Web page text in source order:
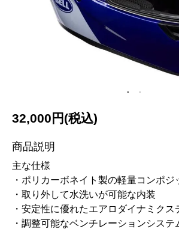
32,000円(税込)
商品説明
主な仕様
・ポリカーボネイト製の軽量コンポジ
・取り外して水洗いが可能な内装
・安定性に優れたエアロダイナミクス
・調整可能なベンチレーションシス